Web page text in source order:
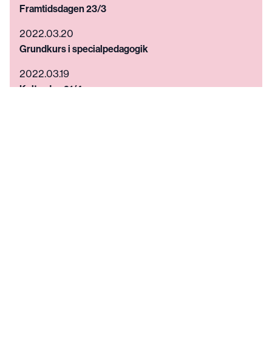
Framtidsdagen 23/3
2022.03.20
Grundkurs i specialpedagogik
2022.03.19
Kulturdag 21/4